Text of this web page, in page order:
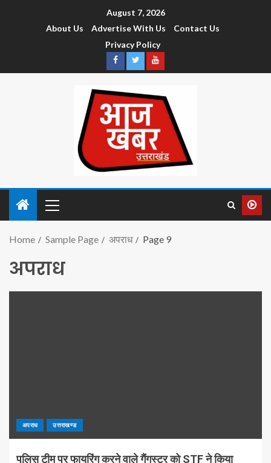
August 7, 2026
About Us
Advertise With Us
Contact Us
Privacy Policy
Home Sample Page अपराध Page 9
अपराध
अपराध उत्तराखण्ड
पुलिस टीम पर फायरिंग करने वाले गैंगस्टर को STF ने किया